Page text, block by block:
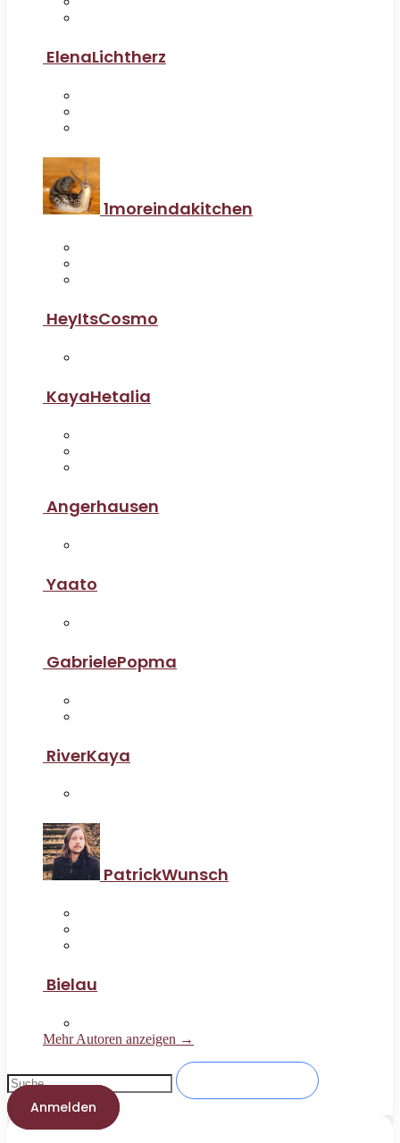
ElenaLichtherz
1moreindakitchen
HeyItsCosmo
KayaHetalia
Angerhausen
Yaato
GabrielePopma
RiverKaya
PatrickWunsch
Bielau
Mehr Autoren anzeigen →
Anmelden